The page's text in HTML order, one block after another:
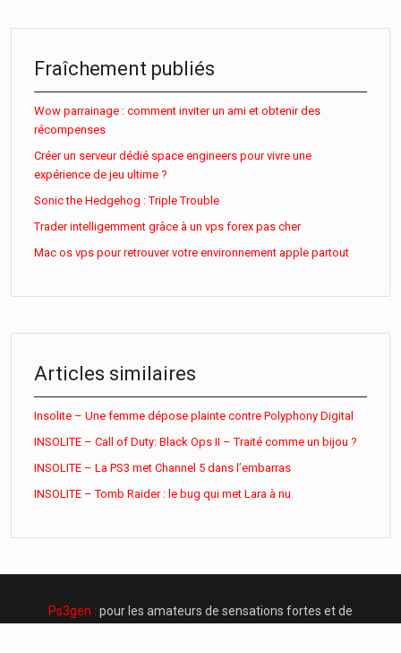
Fraîchement publiés
Wow parrainage : comment inviter un ami et obtenir des
récompenses
Créer un serveur dédié space engineers pour vivre une
expérience de jeu ultime ?
Sonic the Hedgehog : Triple Trouble
Trader intelligemment grâce à un vps forex pas cher
Mac os vps pour retrouver votre environnement apple partout
Articles similaires
Insolite – Une femme dépose plainte contre Polyphony Digital
INSOLITE – Call of Duty: Black Ops II – Traité comme un bijou ?
INSOLITE – La PS3 met Channel 5 dans l’embarras
INSOLITE – Tomb Raider : le bug qui met Lara à nu
Ps3gen : pour les amateurs de sensations fortes et de